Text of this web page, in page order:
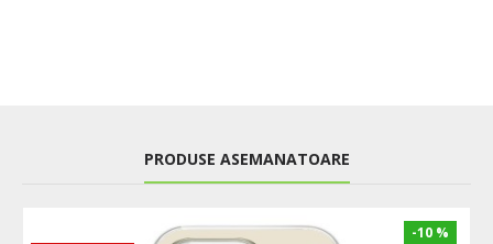
PRODUSE ASEMANATOARE
-10 %